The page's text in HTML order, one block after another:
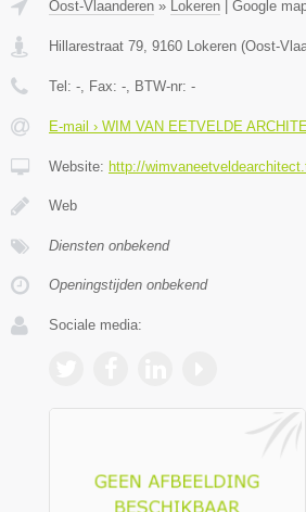
Oost-Vlaanderen » Lokeren Google
Hillarestraat 79 9160 Lokeren (Oost-
Tel: - , Fax: - , BTW-nr: -
E-mail › WIM VAN EETVELDE
Website: http://
Web
Diensten onbekend
Openingstijden onbekend
Sociale media: